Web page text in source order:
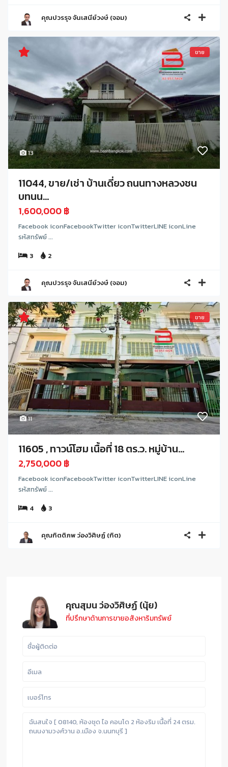
คุณปวรรุจ จันเสนีย์วงษ์ (จอม)
13
ขาย
11044, ขาย/เช่า บ้านเดี่ยว ถนนทางหลวงชน
บทนน...
1,600,000 ฿
Facebook iconFacebookTwitter iconTwitterLINE iconLine
รหัสทรัพย์ ...
3
2
คุณปวรรุจ จันเสนีย์วงษ์ (จอม)
11
ขาย
11605 , ทาวน์โฮม เนื้อที่ 18 ตร.ว. หมู่บ้าน...
2,750,000 ฿
Facebook iconFacebookTwitter iconTwitterLINE iconLine
รหัสทรัพย์ ...
4
3
คุณกิตติภพ ว่องวิศิษฏ์ (กิต)
คุณสุมน ว่องวิศิษฏ์ (นุ้ย)
ที่ปรึกษาด้านการขายอสังหาริมทรัพย์